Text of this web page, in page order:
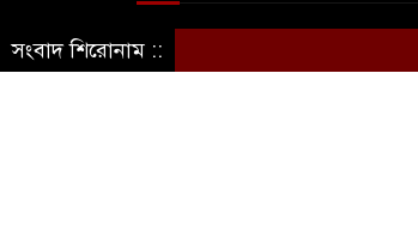
আবুল কাসেম
সংবাদ শিরোনাম ::